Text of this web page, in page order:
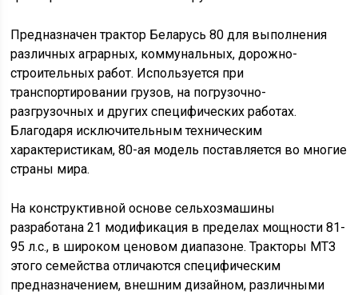
Предназначен трактор Беларусь 80 для выполнения
различных аграрных, коммунальных, дорожно-
строительных работ. Используется при
транспортировании грузов, на погрузочно-
разгрузочных и других специфических работах.
Благодаря исключительным техническим
характеристикам, 80-ая модель поставляется во многие
страны мира.
На конструктивной основе сельхозмашины
разработана 21 модификация в пределах мощности 81-
95 л.с., в широком ценовом диапазоне. Тракторы МТЗ
этого семейства отличаются специфическим
предназначением, внешним дизайном, различными